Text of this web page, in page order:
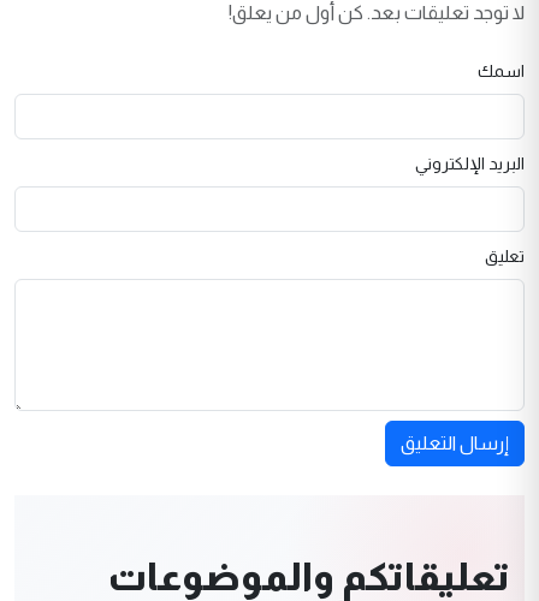
لا توجد تعليقات بعد. كن أول من يعلق!
اسمك
البريد الإلكتروني
تعليق
إرسال التعليق
تعليقاتكم والموضوعات